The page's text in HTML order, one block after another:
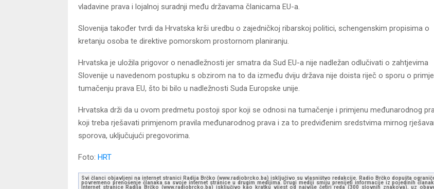
vladavine prava i lojalnoj suradnji među državama članicama EU-a.
Slovenija također tvrdi da Hrvatska krši uredbu o zajedničkoj ribarskoj politici, schengenskim propisima o
kretanju osoba te direktive pomorskom prostornom planiranju.
Hrvatska je uložila prigovor o nenadležnosti jer smatra da Sud EU-a nije nadležan odlučivati o zahtjevima
Slovenije u navedenom postupku s obzirom na to da između dviju država nije doista riječ o sporu o
tumačenju prava EU, što bi bilo u nadležnosti Suda Europske unije.
Hrvatska drži da u ovom predmetu postoji spor koji se odnosi na tumačenje i primjenu međunarodnog
koji treba rješavati primjenom pravila međunarodnog prava i za to predviđenim sredstvima mirnog
sporova, uključujući pregovorima.
Foto: HRT
Svi članci objavljeni na internet stranici Radija Brčko (www.radiobrcko.ba) isključivo su vlasništvo redakcije. Radio Brčko dopušta
povremeno prenošenje članaka sa svoje internet stranice u drugim medijima. Drugi mediji smiju prenijeti informacije iz pojedinih
Internet stranice Radija Brčko (www.radiobrcko.ba) isključivo kao kratku vijest od najviše četiri reda (300 slovnih znakova), uz